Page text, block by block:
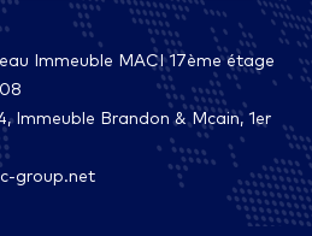
Immeuble MACI 17ème étage
Immeuble Brandon & Mcain, 1er
group.net